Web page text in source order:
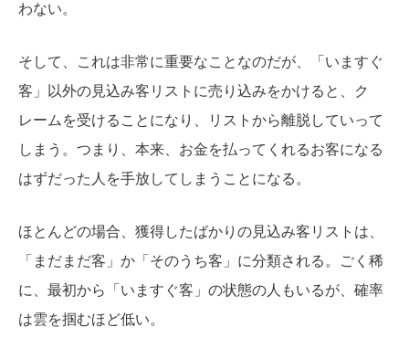
わない。
そして、これは非常に重要なことなのだが、「いますぐ
客」以外の見込み客リストに売り込みをかけると、ク
レームを受けることになり、リストから離脱していって
しまう。つまり、本来、お金を払ってくれるお客になる
はずだった人を手放してしまうことになる。
ほとんどの場合、獲得したばかりの見込み客リストは、
「まだまだ客」か「そのうち客」に分類される。ごく稀
に、最初から「いますぐ客」の状態の人もいるが、確率
は雲を掴むほど低い。